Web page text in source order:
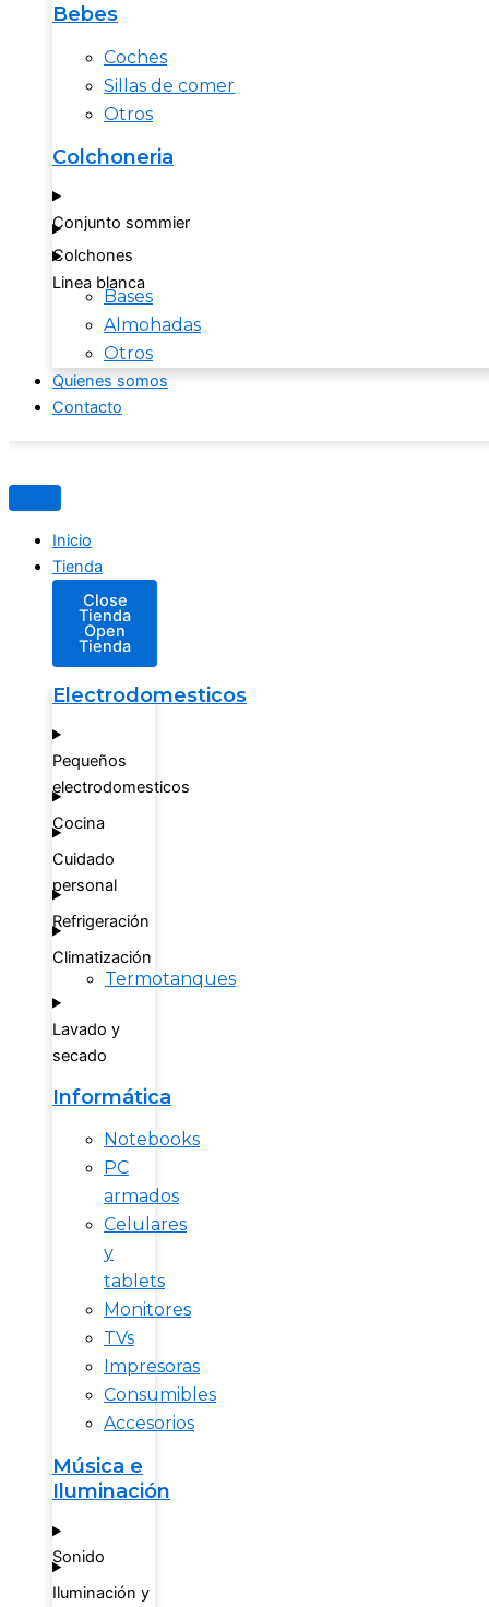
Bebes
Coches
Sillas de comer
Otros
Colchoneria
Conjunto sommier
Colchones
Linea blanca
Bases
Almohadas
Otros
Quienes somos
Contacto
Inicio
Tienda
Close
Tienda
Open
Tienda
Electrodomesticos
Pequeños
electrodomesticos
Cocina
Cuidado
personal
Refrigeración
Climatización
Termotanques
Lavado y
secado
Informática
Notebooks
PC
armados
Celulares
y
tablets
Monitores
TVs
Impresoras
Consumibles
Accesorios
Música e
Iluminación
Sonido
Iluminación y